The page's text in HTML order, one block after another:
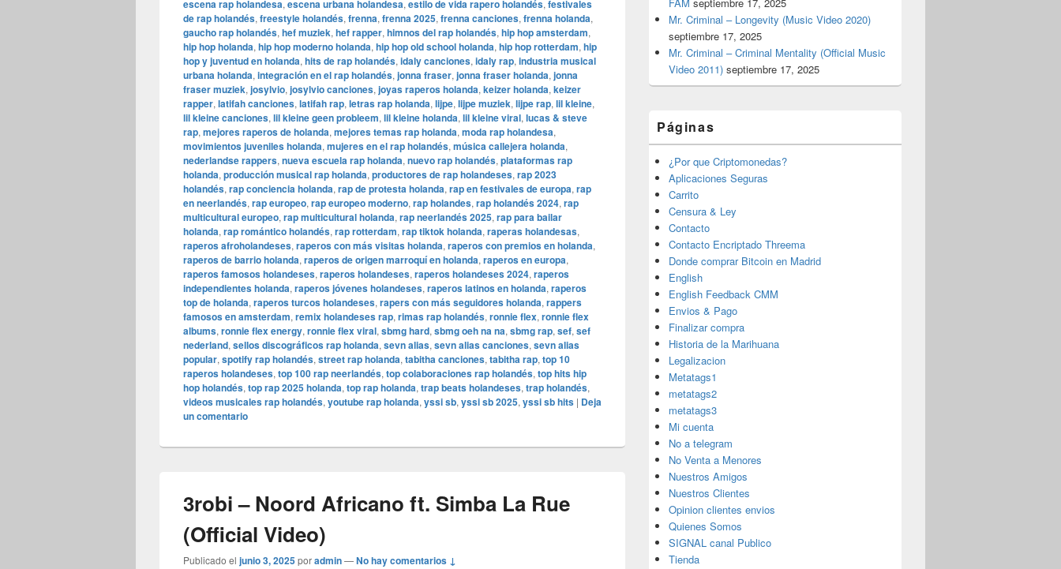
escena rap holandesa, escena urbana holandesa, estilo de vida rapero holandés, festivales
de rap holandés, freestyle holandés, frenna, frenna 2025, frenna canciones, frenna holanda,
gaucho rap holandés, hef muziek, hef rapper, himnos del rap holandés, hip hop amsterdam,
hip hop holanda, hip hop moderno holanda, hip hop old school holanda, hip hop rotterdam, hip
hop y juventud en holanda, hits de rap holandés, idaly canciones, idaly rap, industria musical
urbana holanda, integración en el rap holandés, jonna fraser, jonna fraser holanda, jonna
fraser muziek, josylvio, josylvio canciones, joyas raperos holanda, keizer holanda, keizer
rapper, latifah canciones, latifah rap, letras rap holanda, lijpe, lijpe muziek, lijpe rap, lil kleine,
lil kleine canciones, lil kleine geen probleem, lil kleine holanda, lil kleine viral, lucas & steve
rap, mejores raperos de holanda, mejores temas rap holanda, moda rap holandesa,
movimientos juveniles holanda, mujeres en el rap holandés, música callejera holanda,
nederlandse rappers, nueva escuela rap holanda, nuevo rap holandés, plataformas rap
holanda, producción musical rap holanda, productores de rap holandeses, rap 2023
holandés, rap conciencia holanda, rap de protesta holanda, rap en festivales de europa, rap
en neerlandés, rap europeo, rap europeo moderno, rap holandes, rap holandés 2024, rap
multicultural europeo, rap multicultural holanda, rap neerlandés 2025, rap para bailar
holanda, rap romántico holandés, rap rotterdam, rap tiktok holanda, raperas holandesas,
raperos afroholandeses, raperos con más visitas holanda, raperos con premios en holanda,
raperos de barrio holanda, raperos de origen marroquí en holanda, raperos en europa,
raperos famosos holandeses, raperos holandeses, raperos holandeses 2024, raperos
independientes holanda, raperos jóvenes holandeses, raperos latinos en holanda, raperos
top de holanda, raperos turcos holandeses, rapers con más seguidores holanda, rappers
famosos en amsterdam, remix holandeses rap, rimas rap holandés, ronnie flex, ronnie flex
albums, ronnie flex energy, ronnie flex viral, sbmg hard, sbmg oeh na na, sbmg rap, sef, sef
nederland, sellos discográficos rap holanda, sevn alias, sevn alias canciones, sevn alias
popular, spotify rap holandés, street rap holanda, tabitha canciones, tabitha rap, top 10
raperos holandeses, top 100 rap neerlandés, top colaboraciones rap holandés, top hits hip
hop holandés, top rap 2025 holanda, top rap holanda, trap beats holandeses, trap holandés,
videos musicales rap holandés, youtube rap holanda, yssi sb, yssi sb 2025, yssi sb hits | Deja
un comentario
3robi – Noord Africano ft. Simba La Rue
(Official Video)
Publicado el junio 3, 2025poradmin—No hay comentarios ↓
Mr. Criminal – Longevity (Music Video 2020)
septiembre 17, 2025
Mr. Criminal – Criminal Mentality (Official Music
Video 2011) septiembre 17, 2025
Páginas
¿Por que Criptomonedas?
Aplicaciones Seguras
Carrito
Censura & Ley
Contacto
Contacto Encriptado Threema
Donde comprar Bitcoin en Madrid
English
English Feedback CMM
Envios & Pago
Finalizar compra
Historia de la Marihuana
Legalizacion
Metatags1
metatags2
metatags3
Mi cuenta
No a telegram
No Venta a Menores
Nuestros Amigos
Nuestros Clientes
Opinion clientes envios
Quienes Somos
SIGNAL canal Publico
Tienda